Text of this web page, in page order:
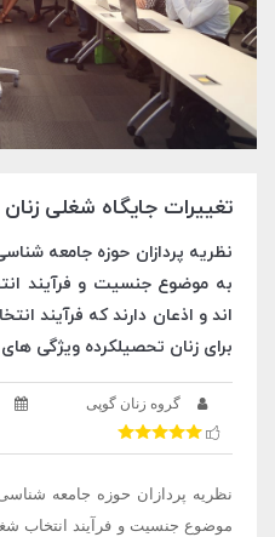
تغییرات جایگاه شغلی
نظریه پردازان حوزه جامعه
به موضوع جنسیت و فرآیند
اند و اذعان دارند که فرآیند
برای زنان تحصیلکرده ویژگی
گروه زنان گوپی
نظریه پردازان حوزه جامعه
موضوع جنسیت و فرآیند انتخاب